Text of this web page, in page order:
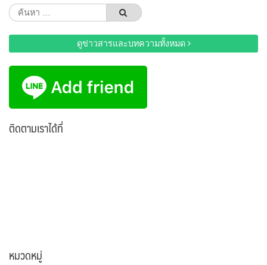
ค้นหา
สำหรับ:
ดูข่าวสารและบทความทั้งหมด
ติดตามเราได้ที่
หมวดหมู่